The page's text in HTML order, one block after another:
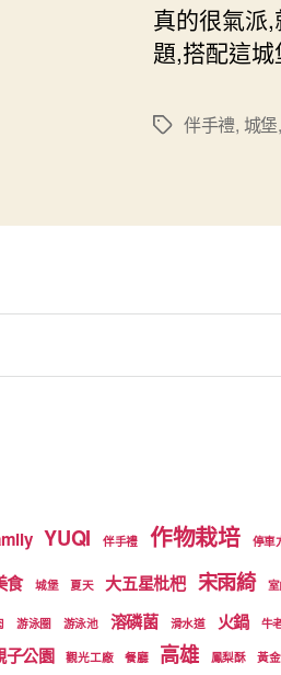
真的很氣派
題,搭配這
標 伴手禮, 城堡,
YUQI 伴手禮 作物栽培 停車
食 城堡 夏天 大五星枇杷 宋雨綺
游泳圈 游泳池 溶磷菌 滑水道 火鍋 牛
子公園 觀光工廠 餐廳 高雄 鳳梨酥 黃